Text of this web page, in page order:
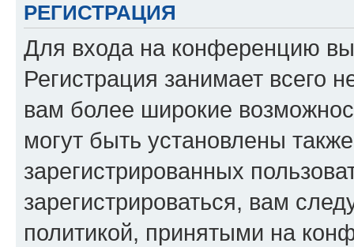
РЕГИСТРАЦИЯ
Для входа на конференцию
Регистрация занимает всего
вам более широкие
могут быть установлены
зарегистрированных
зарегистрироваться, вам
политикой, принятыми на